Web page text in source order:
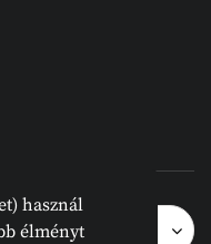
használ
élményt